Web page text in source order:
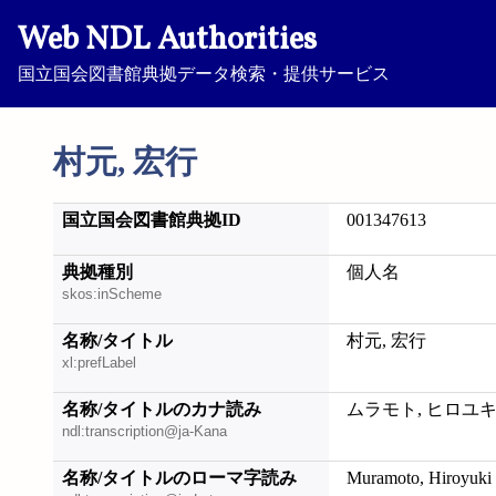
Web NDL Authorities
国立国会図書館典拠データ検索・提供サービス
村元, 宏行
国立国会図書館典拠ID 001347613
典拠種別
skos:inScheme
個人名
名称/タイトル
xl:prefLabel
村元, 宏行
名称/タイトルのカナ読み
ndl:transcription@ja-Kana
ムラモト, ヒロユキ
名称/タイトルのローマ字読み Muramoto, Hiroyuki